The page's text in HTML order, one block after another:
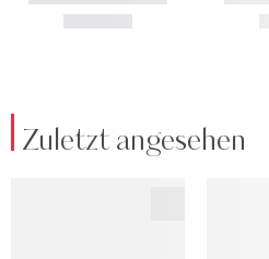
Zuletzt angesehen